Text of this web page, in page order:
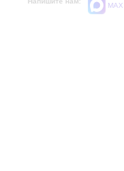
MAX